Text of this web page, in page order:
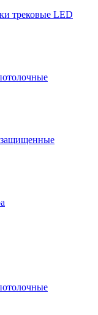
трековые LED